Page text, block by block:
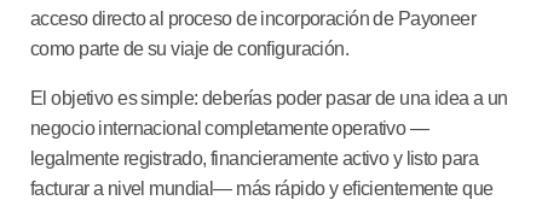
acceso directo al proceso de incorporación de Payoneer
como parte de su viaje de configuración.
El objetivo es simple: deberías poder pasar de una idea a un
negocio internacional completamente operativo —
legalmente registrado, financieramente activo y listo para
facturar a nivel mundial— más rápido y eficientemente que